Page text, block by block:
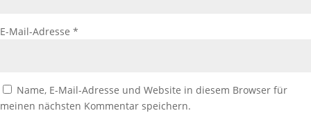
E-Mail-Adresse *
Name, E-Mail-Adresse und Website in diesem Browser für
meinen nächsten Kommentar speichern.